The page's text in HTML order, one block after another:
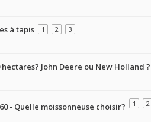
à tapis 1 2
3
John Deere ou New Holland ?
- Quelle moissonneuse choisir? 1 2